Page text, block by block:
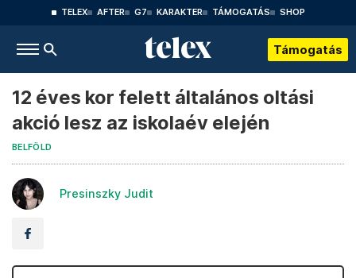
TELEX AFTER G7 KARAKTER TÁMOGATÁS SHOP
Támogatás
12 éves kor felett általános oltási
akció lesz az iskolaév elején
BELFÖLD
Presinszky Judit